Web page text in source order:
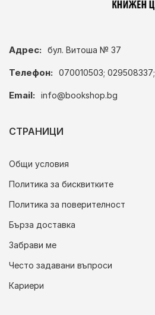
Адрес: бул. Витоша № 37
Телефон: 070010503; 029508337;
Email: info@bookshop.bg
СТРАНИЦИ
Общи условия
Политика за бисквитките
Политика за поверителност
Бърза доставка
Забрави ме
Често задавани въпроси
Кариери